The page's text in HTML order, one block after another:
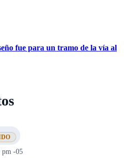
fue para un tramo de la vía al
pm -05